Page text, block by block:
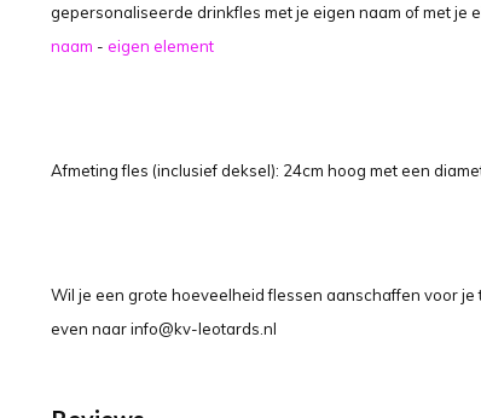
gepersonaliseerde drinkfles met je eigen naam of met je
naam - eigen element
Afmeting fles (inclusief deksel): 24cm hoog met een
Wil je een grote hoeveelheid flessen aanschaffen voor
even naarinfo@kv-leotards.nl